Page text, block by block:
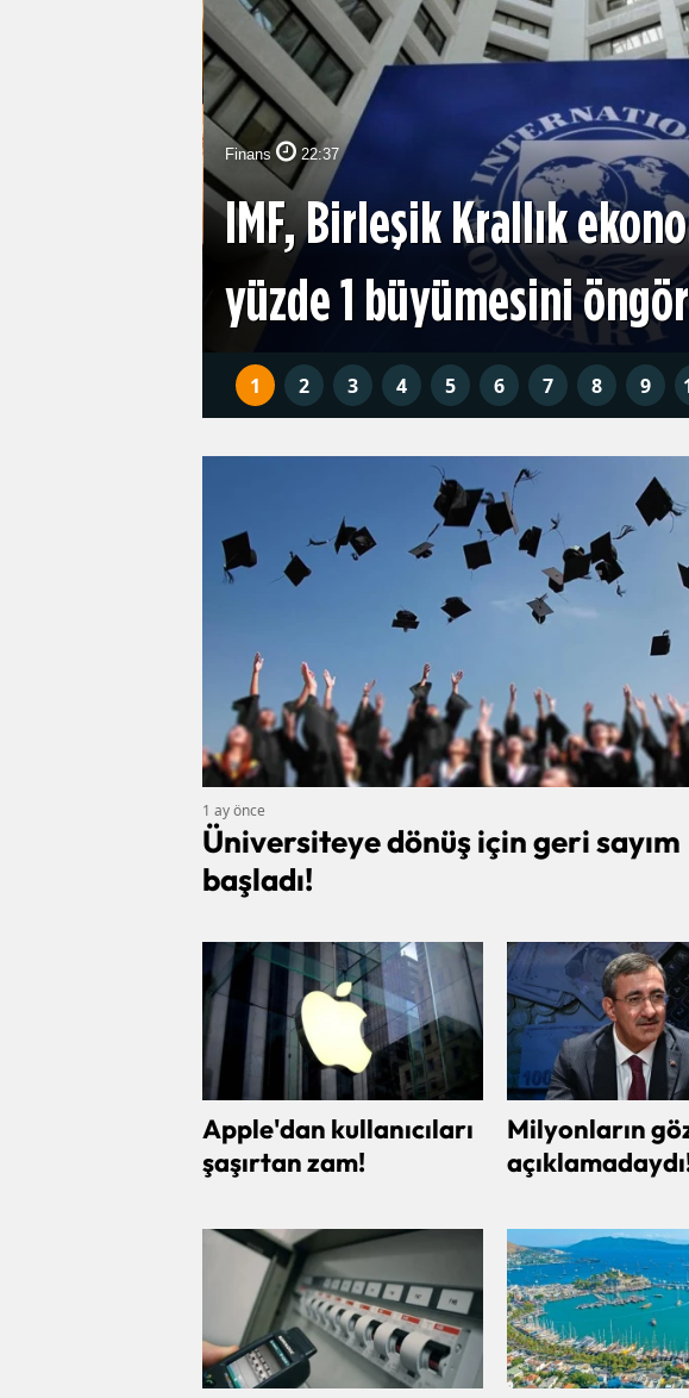
Finans 22:37
IMF, Birleşik Krallık
yüzde 1 büyümesini
1 2 3 4 5 6 7 8 9
1 ay önce
Üniversiteye dönüş için geri sayım
başladı!
Apple'dan kullanıcıları
şaşırtan zam!
Milyonların
kritik mesaj